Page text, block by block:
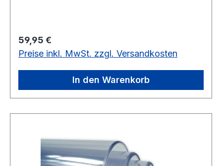
Regulärer Preis:
59,95 €
Preise inkl. MwSt. zzgl. Versandkosten
In den Warenkorb